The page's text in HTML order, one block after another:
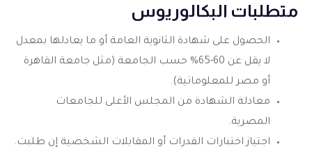
متطلبات البكالوريوس
الحصول على شهادة الثانوية العامة أو ما يعادلها بمعدل
لا يقل عن 60-65% حسب الجامعة (مثل جامعة القاهرة
أو مصر للمعلوماتية).
معادلة الشهادة من المجلس الأعلى للجامعات
المصرية.
اجتياز اختبارات القدرات أو المقابلات الشخصية إن طلبت.